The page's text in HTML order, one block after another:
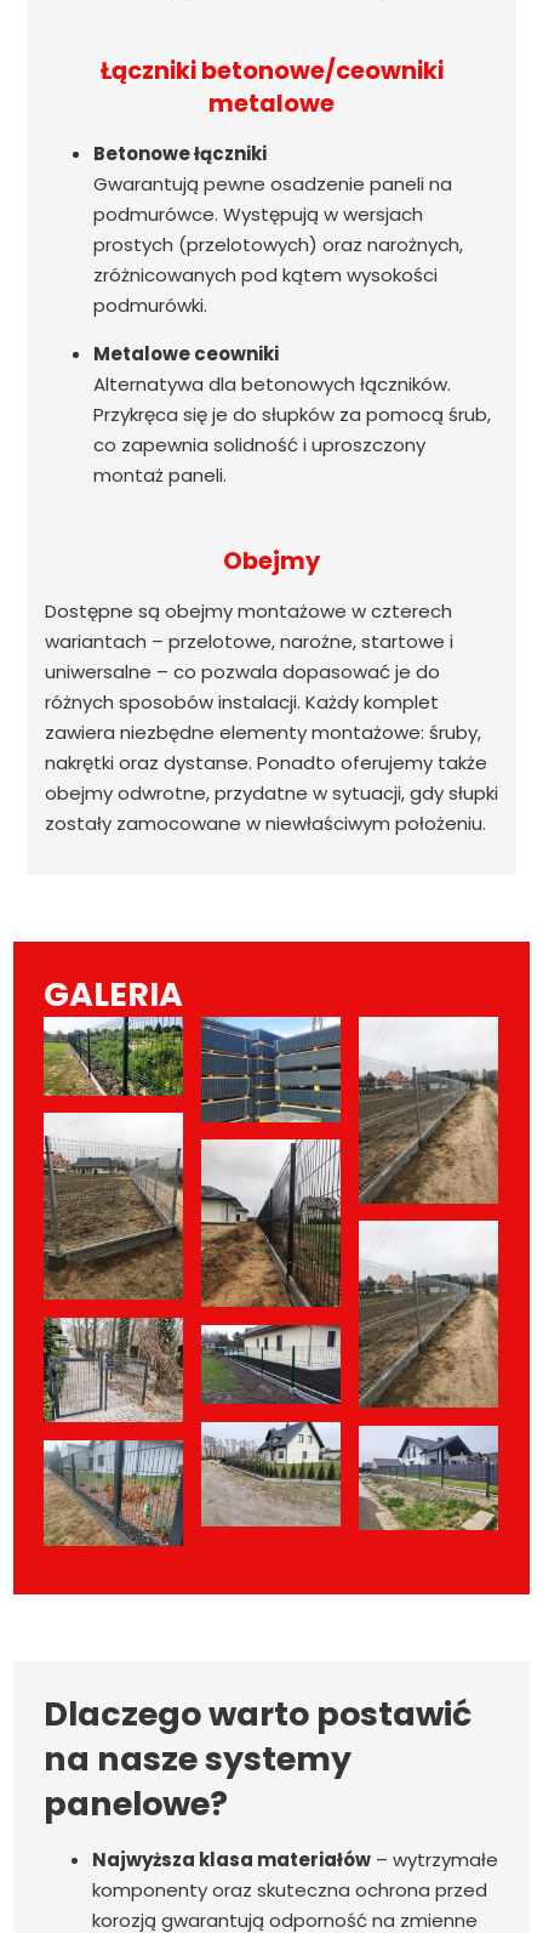
Łączniki betonowe/ceowniki
metalowe
Betonowe łączniki
Gwarantują pewne osadzenie paneli na
podmurówce. Występują w wersjach
prostych (przelotowych) oraz narożnych,
zróżnicowanych pod kątem wysokości
podmurówki.
Metalowe ceowniki
Alternatywa dla betonowych łączników.
Przykręca się je do słupków za pomocą śrub,
co zapewnia solidność i uproszczony
montaż paneli.
Obejmy
Dostępne są obejmy montażowe w czterech
wariantach – przelotowe, narożne, startowe i
uniwersalne – co pozwala dopasować je do
różnych sposobów instalacji. Każdy komplet
zawiera niezbędne elementy montażowe: śruby,
nakrętki oraz dystanse. Ponadto oferujemy także
obejmy odwrotne, przydatne w sytuacji, gdy słupki
zostały zamocowane w niewłaściwym położeniu.
GALERIA
Dlaczego warto postawić
na nasze systemy
panelowe?
Najwyższa klasa materiałów – wytrzymałe
komponenty oraz skuteczna ochrona przed
korozją gwarantują odporność na zmienne